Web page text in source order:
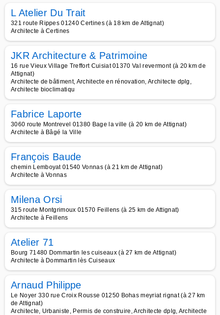
L Atelier Du Trait
321 route Rippes 01240 Certines (à 18 km de Attignat)
Architecte à Certines
JKR Architecture & Patrimoine
16 rue Vieux Village Treffort Cuisiat 01370 Val revermont (à 20 km de
Attignat)
Architecte de bâtiment, Architecte en rénovation, Architecte dplg,
Architecte bioclimatiqu
Fabrice Laporte
3060 route Montrevel 01380 Bage la ville (à 20 km de Attignat)
Architecte à Bâgé la Ville
François Baude
chemin Lemboyat 01540 Vonnas (à 21 km de Attignat)
Architecte à Vonnas
Milena Orsi
315 route Montgrimoux 01570 Feillens (à 25 km de Attignat)
Architecte à Feillens
Atelier 71
Bourg 71480 Dommartin les cuiseaux (à 27 km de Attignat)
Architecte à Dommartin lès Cuiseaux
Arnaud Philippe
Le Noyer 330 rue Croix Rousse 01250 Bohas meyriat rignat (à 27 km
de Attignat)
Architecte, Urbaniste, Permis de construire, Architecte dplg, Architecte